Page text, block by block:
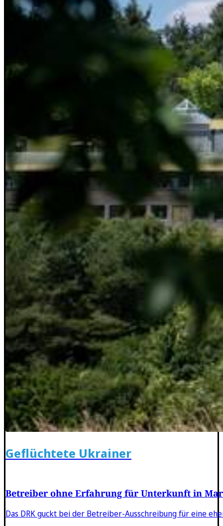
Geflüchtete Ukrainer
Betreiber ohne Erfahrung für Unterkunft in
Das DRK guckt bei der Betreiber-Ausschreibung für eine